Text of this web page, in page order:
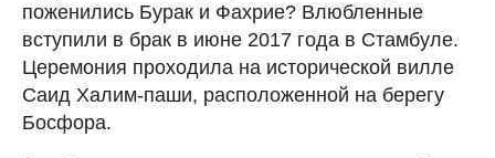
поженились Бурак и Фахрие? Влюбленные
вступили в брак в июне 2017 года в Стамбуле.
Церемония проходила на исторической вилле
Саид Халим-паши, расположенной на берегу
Босфора.